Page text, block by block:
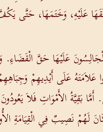
عَلَيْهِ، وَخَتَمَهَا،
عَلَيْهَا حَقَّ الْقَضَاءِ.
عَلاَمَتَهُ عَلَى أَيْدِيهِمْ
أَمَّا بَقِيَّةُ الأَمْوَاتِ فَلاَ
لَهُمْ نَصِيبٌ فِي الْقِيَامَةِ